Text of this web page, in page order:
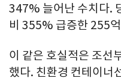
347% 늘어난 수치다.
비 355% 급증한 255
이 같은 호실적은 조선
했다. 친환경 컨테이너